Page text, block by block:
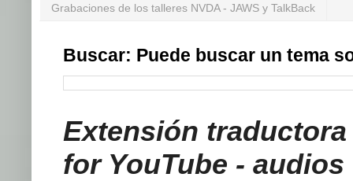
Grabaciones de los talleres NVDA - JAWS y TalkBack
Buscar: Puede buscar un tema
Extensión
for YouTube - audios